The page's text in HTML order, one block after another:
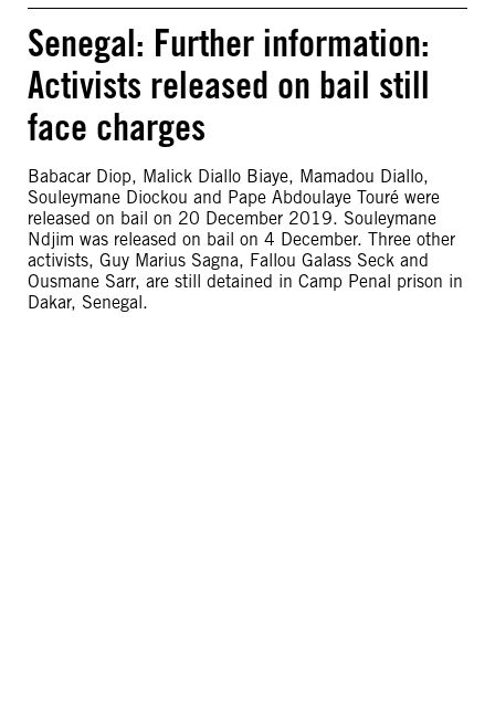
Senegal: Further information:
Activists released on bail still
face charges
Babacar Diop, Malick Diallo Biaye, Mamadou Diallo,
Souleymane Diockou and Pape Abdoulaye Touré were
released on bail on 20 December 2019. Souleymane
Ndjim was released on bail on 4 December. Three other
activists, Guy Marius Sagna, Fallou Galass Seck and
Ousmane Sarr, are still detained in Camp Penal prison in
Dakar, Senegal.